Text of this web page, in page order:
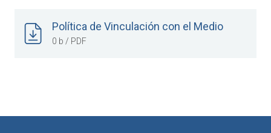
Política de Vinculación con el Medio
0 b / PDF